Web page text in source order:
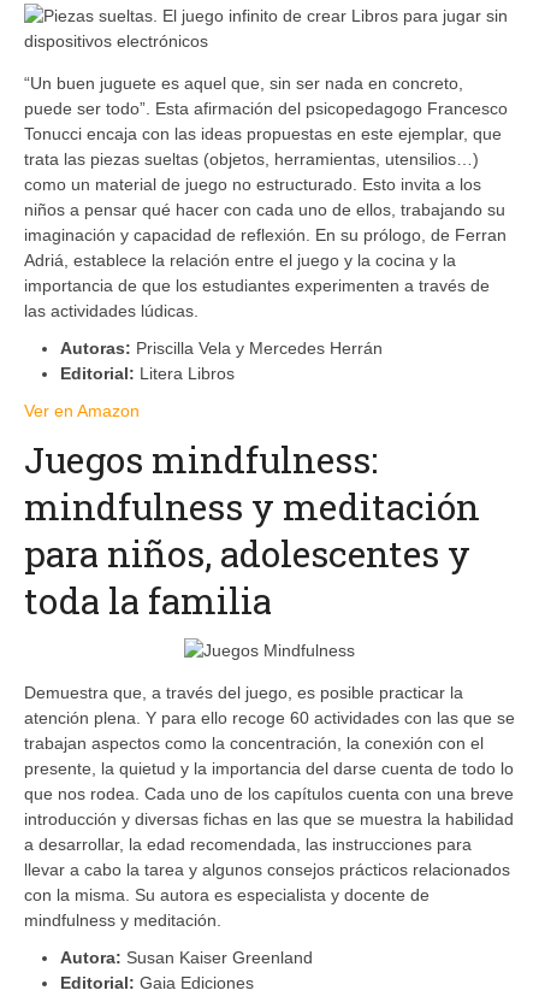
“Un buen juguete es aquel que, sin ser nada en concreto,
puede ser todo”. Esta afirmación del psicopedagogo Francesco
Tonucci encaja con las ideas propuestas en este ejemplar, que
trata las piezas sueltas (objetos, herramientas, utensilios…)
como un material de juego no estructurado. Esto invita a los
niños a pensar qué hacer con cada uno de ellos, trabajando su
imaginación y capacidad de reflexión. En su prólogo, de Ferran
Adriá, establece la relación entre el juego y la cocina y la
importancia de que los estudiantes experimenten a través de
las actividades lúdicas.
Autoras: Priscilla Vela y Mercedes Herrán
Editorial: Litera Libros
Ver en Amazon
Juegos mindfulness:
mindfulness y meditación
para niños, adolescentes y
toda la familia
Demuestra que, a través del juego, es posible practicar la
atención plena. Y para ello recoge 60 actividades con las que se
trabajan aspectos como la concentración, la conexión con el
presente, la quietud y la importancia del darse cuenta de todo lo
que nos rodea. Cada uno de los capítulos cuenta con una breve
introducción y diversas fichas en las que se muestra la habilidad
a desarrollar, la edad recomendada, las instrucciones para
llevar a cabo la tarea y algunos consejos prácticos relacionados
con la misma. Su autora es especialista y docente de
mindfulness y meditación.
Autora: Susan Kaiser Greenland
Editorial: Gaia Ediciones